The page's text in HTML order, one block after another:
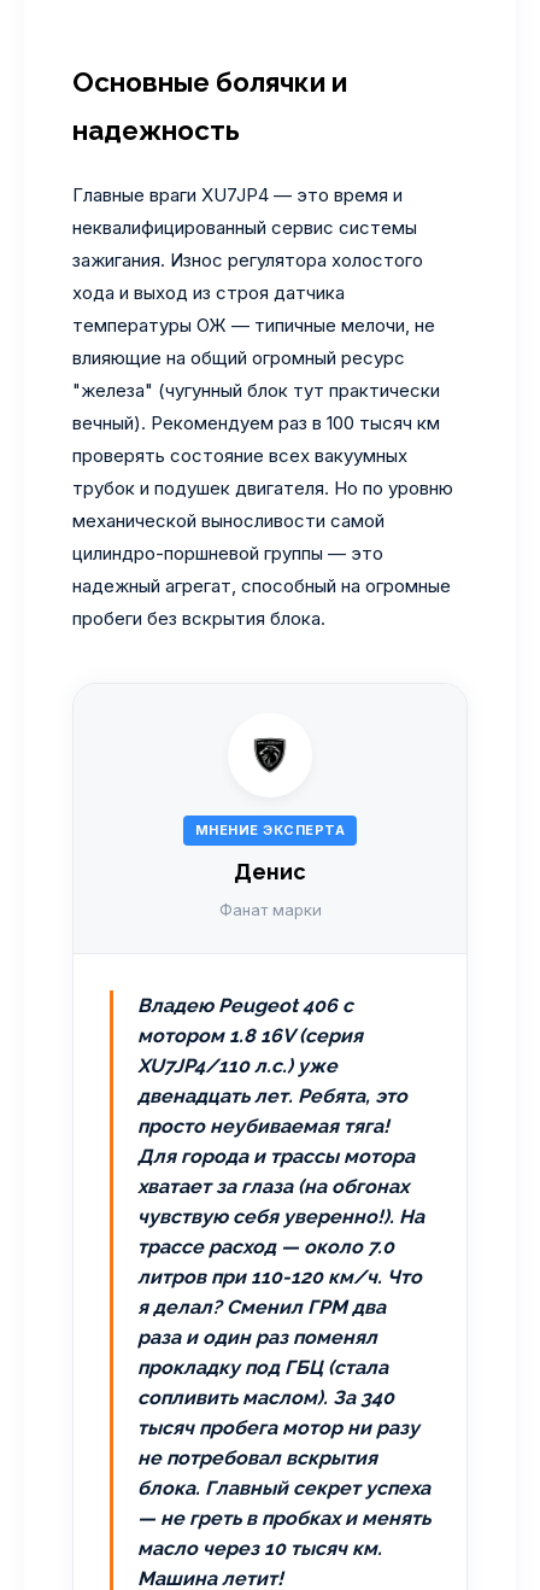
Основные болячки и
надежность
Главные враги XU7JP4 — это время и
неквалифицированный сервис системы
зажигания. Износ регулятора холостого
хода и выход из строя датчика
температуры ОЖ — типичные мелочи, не
влияющие на общий огромный ресурс
"железа" (чугунный блок тут практически
вечный). Рекомендуем раз в 100 тысяч км
проверять состояние всех вакуумных
трубок и подушек двигателя. Но по уровню
механической выносливости самой
цилиндро-поршневой группы — это
надежный агрегат, способный на огромные
пробеги без вскрытия блока.
МНЕНИЕ ЭКСПЕРТА
Денис
Фанат марки
Владею Peugeot 406 с
мотором 1.8 16V (серия
XU7JP4/110 л.с.) уже
двенадцать лет. Ребята, это
просто неубиваемая тяга!
Для города и трассы мотора
хватает за глаза (на обгонах
чувствую себя уверенно!). На
трассе расход — около 7.0
литров при 110-120 км/ч. Что
я делал? Сменил ГРМ два
раза и один раз поменял
прокладку под ГБЦ (стала
сопливить маслом). За 340
тысяч пробега мотор ни разу
не потребовал вскрытия
блока. Главный секрет успеха
— не греть в пробках и менять
масло через 10 тысяч км.
Машина летит!